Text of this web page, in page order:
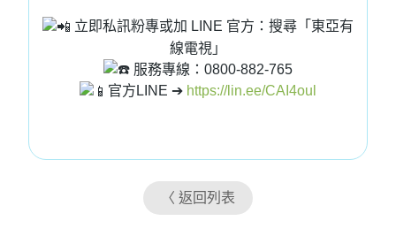
立即私訊粉專或加 LINE 官方：搜尋「東亞有
線電視」
服務專線：0800-882-765
官方LINE ➔ https://lin.ee/CAI4oul
〈 返回列表